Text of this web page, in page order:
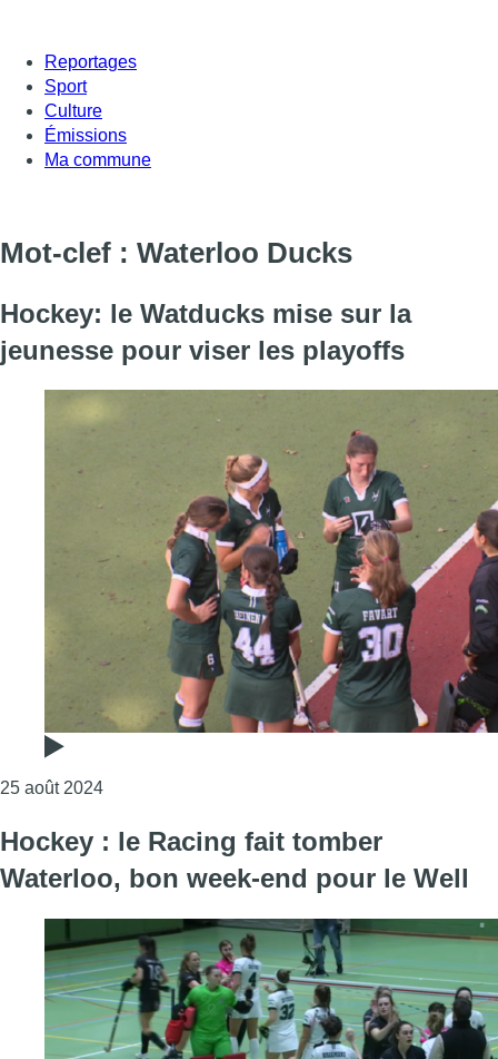
Reportages
Sport
Culture
Émissions
Ma commune
Mot-clef : Waterloo Ducks
Hockey: le Watducks mise sur la
jeunesse pour viser les playoffs
25 août 2024Consulter l'article "Hockey: le Watducks mise sur
Hockey : le Racing fait tomber
Waterloo, bon week-end pour le Well